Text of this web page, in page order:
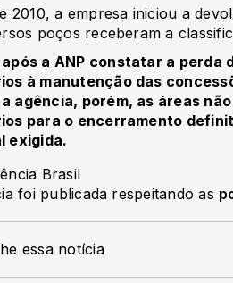
2010, a empresa iniciou a
poços receberam a
após a ANP constatar a
à manutenção das
agência, porém, as áreas
para o encerramento
exigida.
Brasil
foi publicada respeitando as
essa notícia